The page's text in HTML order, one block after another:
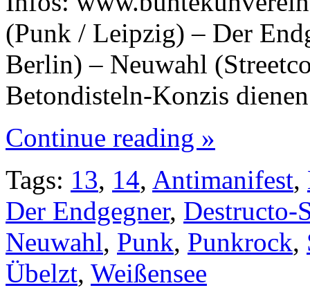
(Punk / Leipzig) – Der
Berlin) – Neuwahl
Betondisteln-Konzis
Continue reading »
Tags: 13, 14, Antimanifest,
Der Endgegner, Destructo-
Neuwahl, Punk, Punkrock,
Übelzt, Weißensee